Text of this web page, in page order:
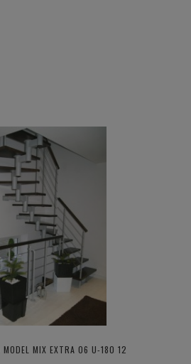
MODEL MIX EXTRA 06 U-180 12